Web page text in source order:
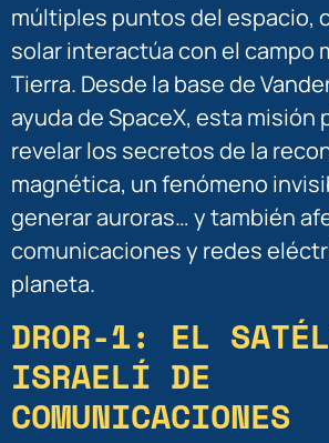
múltiples puntos del espacio,
solar interactúa con el campo
Tierra. Desde la base de
ayuda de SpaceX, esta misión
revelar los secretos de la
magnética, un fenómeno
generar auroras… y también
comunicaciones y redes
planeta.
DROR-1: EL
ISRAELÍ DE
COMUNICACIONES